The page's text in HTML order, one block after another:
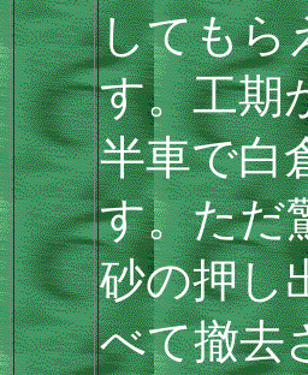
してもら
す。工期
半車で白
す。ただ
砂の押し
べて撤去